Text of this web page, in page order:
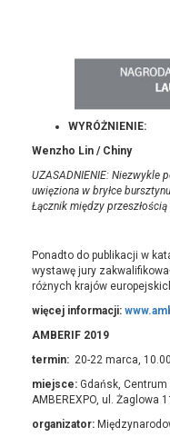
WYRÓŻNIENIE:
Wenzho Lin / Chiny
UZASADNIENIE: Niezwykle
uwięziona w bryłce
Łącznik między przeszłością
Ponadto do publikacji w
wystawę jury
różnych krajów
więcej informacji:
AMBERIF 2019
termin: 20-22 marca,
miejsce: Gdańsk,
AMBEREXPO, ul. Żaglowa
organizator: